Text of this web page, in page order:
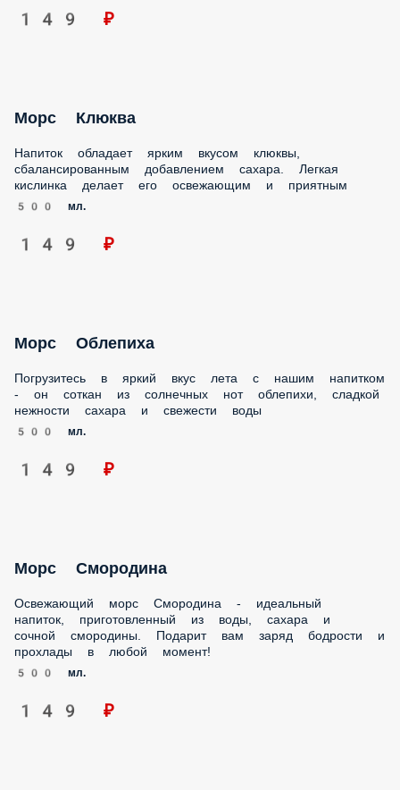
149 ₽
Морс Клюква
Напиток обладает ярким вкусом клюквы,
сбалансированным добавлением сахара. Легкая кислинка
делает его освежающим и приятным
500 мл.
149 ₽
Морс Облепиха
Погрузитесь в яркий вкус лета с нашим напитком - он
соткан из солнечных нот облепихи, сладкой нежности
сахара и свежести воды
500 мл.
149 ₽
Морс Смородина
Освежающий морс Смородина - идеальный напиток,
приготовленный из воды, сахара и сочной смородины.
Подарит вам заряд бодрости и прохлады в любой момент!
500 мл.